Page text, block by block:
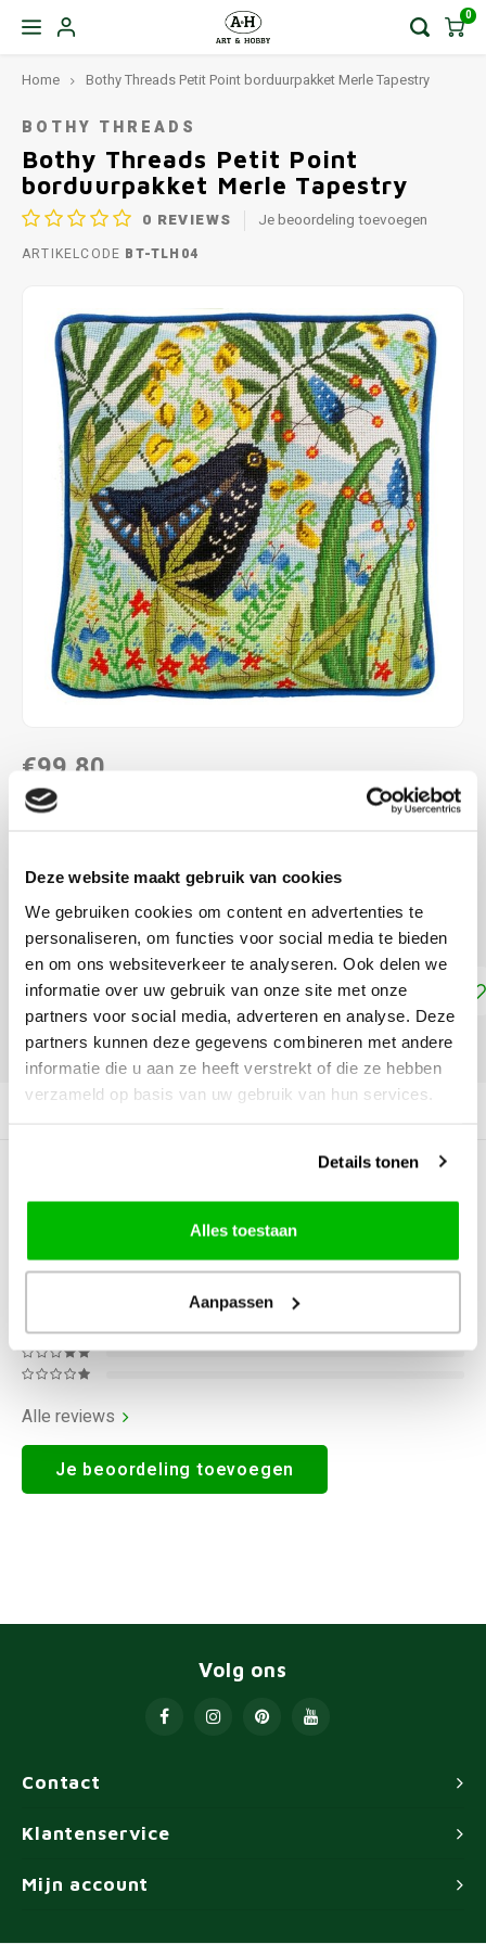
Deze website maakt gebruik van cookies
We gebruiken cookies om content en advertenties te
personaliseren, om functies voor social media te bieden
en om ons websiteverkeer te analyseren. Ook delen we
informatie over uw gebruik van onze site met onze
partners voor social media, adverteren en analyse. Deze
partners kunnen deze gegevens combineren met andere
informatie die u aan ze heeft verstrekt of die ze hebben
verzameld op basis van uw gebruik van hun services.
Details tonen
Alles toestaan
Aanpassen
0
Home Bothy Threads Petit Point borduurpakket Merle Tapestry
BOTHY THREADS
Bothy Threads Petit Point
borduurpakket Merle Tapestry
0 REVIEWS Je beoordeling toevoegen
ARTIKELCODE BT-TLH04
€99,80
LEVERTIJD: CA. 1-3 WEKEN
petit point
Lees meer
Toevoegen aan winkelwagen
DELEN:
BEOORDELINGEN
Alle reviews
Je beoordeling toevoegen
Contact
Volg ons
Klantenservice
Mijn account